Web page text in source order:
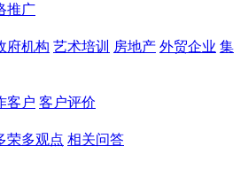
推广
府机构 艺术培训 房地产 外贸企业 集
客户 客户评价
荣多观点 相关问答